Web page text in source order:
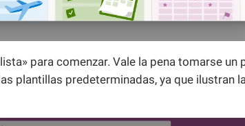
para comenzar. Vale la pena tomarse un
plantillas predeterminadas, ya que ilustran